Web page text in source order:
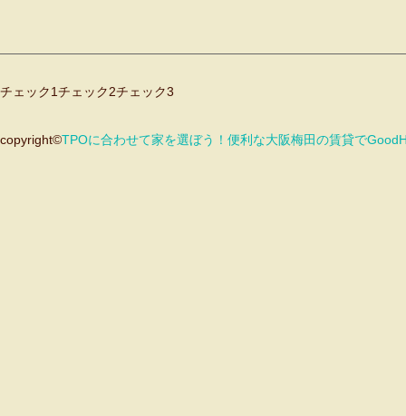
チェック1チェック2チェック3
copyright©TPOに合わせて家を選ぼう！便利な大阪梅田の賃貸で